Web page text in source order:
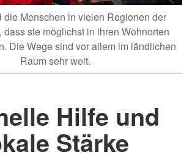
die Menschen in vielen Regionen der
dass sie möglichst in ihren Wohnorten
Die Wege sind vor allem im ländlichen
Raum sehr weit.
Hilfe und
Stärke